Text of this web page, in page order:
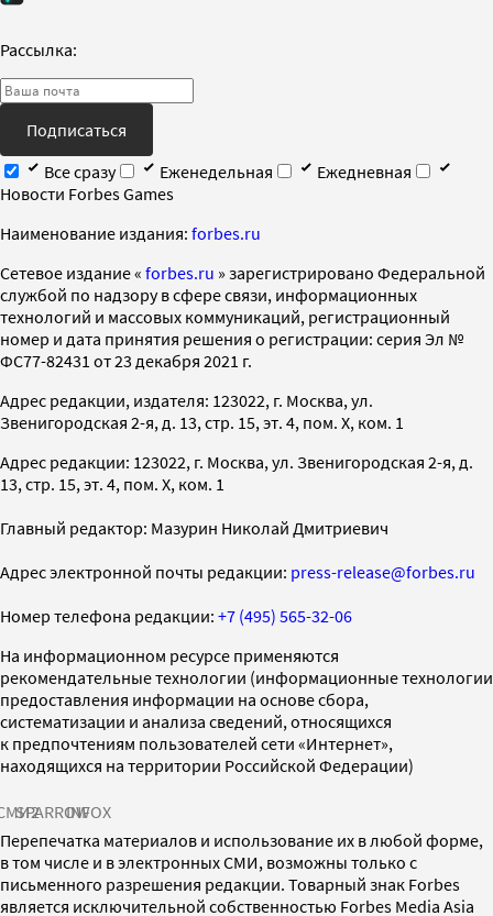
Рассылка:
Подписаться
Все сразу
Еженедельная
Ежедневная
Новости Forbes Games
Наименование издания: forbes.ru
Cетевое издание « forbes.ru » зарегистрировано Федеральной
службой по надзору в сфере связи, информационных
технологий и массовых коммуникаций, регистрационный
номер и дата принятия решения о регистрации: серия Эл №
ФС77-82431 от 23 декабря 2021 г.
Адрес редакции, издателя: 123022, г. Москва, ул.
Звенигородская 2-я, д. 13, стр. 15, эт. 4, пом. X, ком. 1
Адрес редакции: 123022, г. Москва, ул. Звенигородская 2-я, д.
13, стр. 15, эт. 4, пом. X, ком. 1
Главный редактор: Мазурин Николай Дмитриевич
Адрес электронной почты редакции: press-release@forbes.ru
Номер телефона редакции: +7 (495) 565-32-06
На информационном ресурсе применяются
рекомендательные технологии (информационные технологии
предоставления информации на основе сбора,
систематизации и анализа сведений, относящихся
к предпочтениям пользователей сети «Интернет»,
находящихся на территории Российской Федерации)
SPARROWINFOX
Перепечатка материалов и использование их в любой форме,
в том числе и в электронных СМИ, возможны только с
письменного разрешения редакции. Товарный знак Forbes
является исключительной собственностью Forbes Media Asia